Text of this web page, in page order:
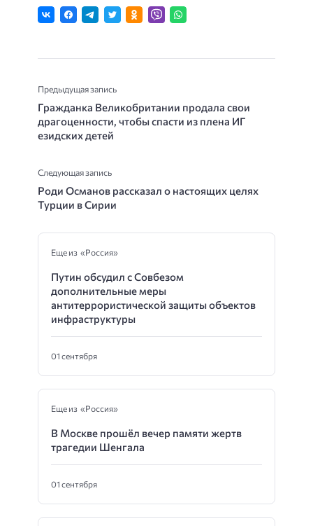
Предыдущая запись
Гражданка Великобритании продала свои
драгоценности, чтобы спасти из плена ИГ
езидских детей
Следующая запись
Роди Османов рассказал о настоящих целях
Турции в Сирии
Еще из «Россия»
Путин обсудил с Совбезом
дополнительные меры
антитеррористической защиты объектов
инфраструктуры
01 сентября
Еще из «Россия»
В Москве прошёл вечер памяти жертв
трагедии Шенгала
01 сентября